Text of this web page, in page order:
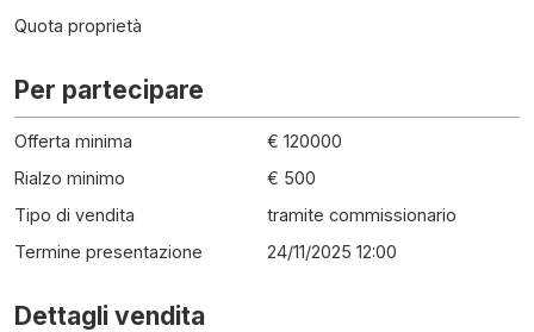
Quota proprietà
Per partecipare
Offerta minima
€ 120000
Rialzo minimo
€ 500
Tipo di vendita
tramite commissionario
Termine presentazione
24/11/2025 12:00
Dettagli vendita